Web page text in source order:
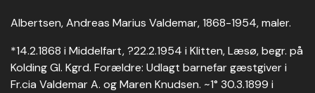
Albertsen, Andreas Marius Valdemar, 1868-1954, maler.
*14.2.1868 i Middelfart, ?22.2.1954 i Klitten, Læsø, begr. på
Kolding Gl. Kgrd. Forældre: Udlagt barnefar gæstgiver i
Fr.cia Valdemar A. og Maren Knudsen. ~1° 30.3.1899 i